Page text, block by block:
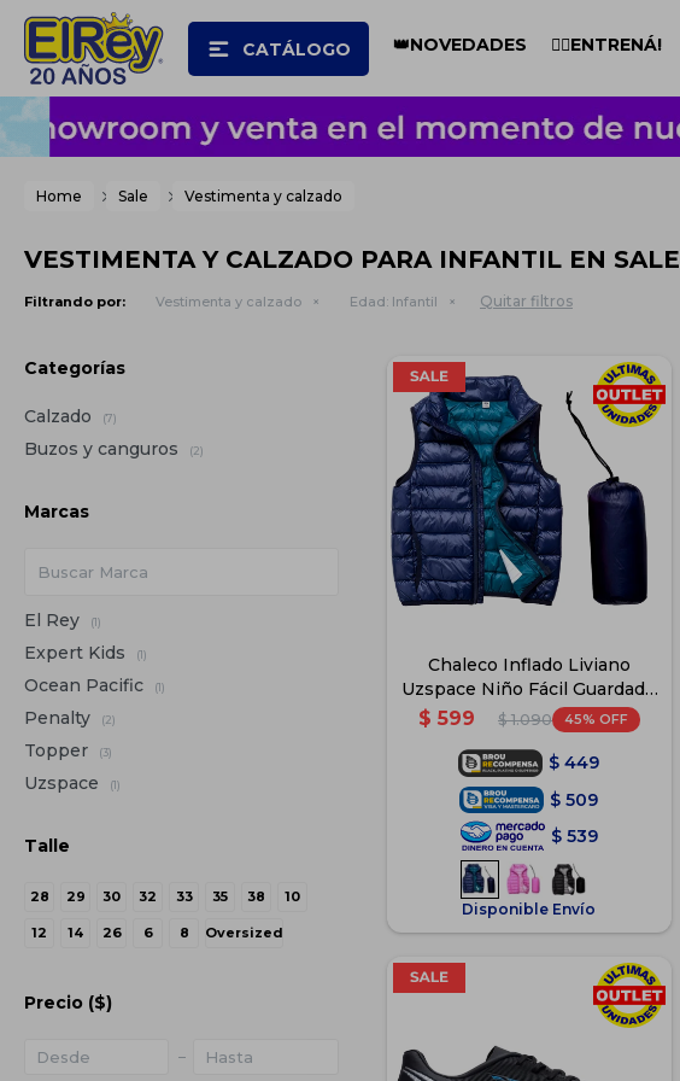
CATÁLOGO 👑NOVEDADES 🏋️‍♂️ENTRENÁ!
Home Sale Vestimenta y calzado
VESTIMENTA Y CALZADO PARA INFANTIL EN SALE
Filtrando por: Vestimenta y calzado Edad: Infantil Quitar filtros
Chaleco Inflado Liviano
Uzspace Niño Fácil Guardado
- Azul
$ 599 $ 1.090 45
$ 449
$ 509
$ 539
Disponible Envío
Categorías
Calzado (7)
Buzos y canguros (2)
Marcas
El Rey (1)
Expert Kids (1)
Ocean Pacific (1)
Penalty (2)
Topper (3)
Uzspace (1)
Talle
28 29 30 32 33 35 38 10
12 14 26 6 8 Oversized
Precio ($)